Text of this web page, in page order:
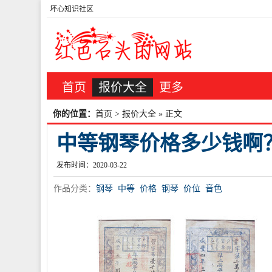
坏心知识社区
首页 报价大全 更多
你的位置： 首页 > 报价大全 » 正文
中等钢琴价格多少钱啊
发布时间：2020-03-22
作品分类： 钢琴 中等 价格 钢琴 价位 音色